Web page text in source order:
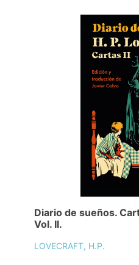
Diario de sueños.
Vol. II.
LOVECRAFT, H.P.